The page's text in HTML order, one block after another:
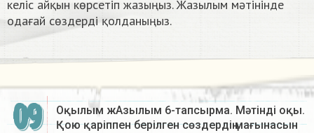
келіс айқын көрсетіп жазыңыз. Жазылым мәтінінде
одағай сөздерді қолданыңыз.​
09
Оқылым жАзылым 6-тапсырма. Мәтінді оқы.
Қою қаріппен берілген сөздердің мағынасын